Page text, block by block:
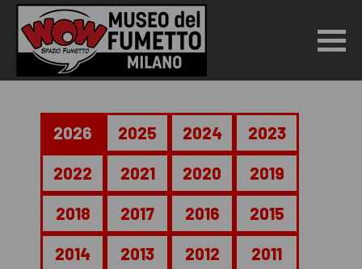
2026 2025 2024 2023
2022 2021 2020 2019
2018 2017 2016 2015
2014 2013 2012 2011